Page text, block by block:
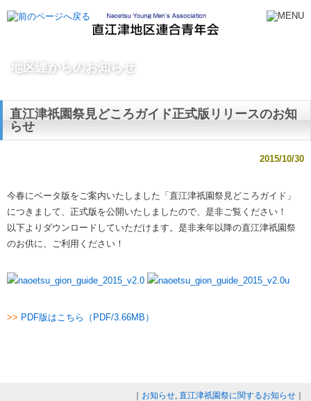
地区連からのお知らせ
直江津祇園祭見どころガイド正式版リリースのお知
らせ
2015/10/30
今春にベータ版をご案内いたしました「直江津祇園祭見どころガイド」
につきまして、正式版を公開いたしましたので、是非ご覧ください！
以下よりダウンロードしていただけます。是非来年以降の直江津祇園祭
のお供に、ご利用ください！
>> PDF版はこちら（PDF/3.66MB）
お知らせ, 直江津祇園祭に関するお知らせ